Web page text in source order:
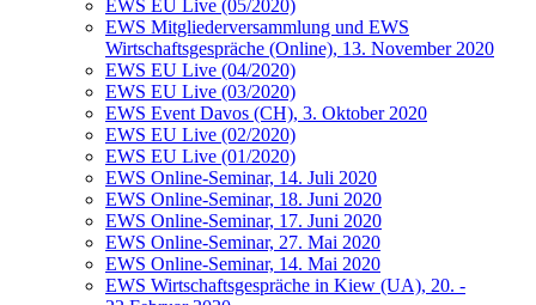
EWS EU Live (05/2020)
EWS Mitgliederversammlung und EWS
Wirtschaftsgespräche (Online), 13. November 2020
EWS EU Live (04/2020)
EWS EU Live (03/2020)
EWS Event Davos (CH), 3. Oktober 2020
EWS EU Live (02/2020)
EWS EU Live (01/2020)
EWS Online-Seminar, 14. Juli 2020
EWS Online-Seminar, 18. Juni 2020
EWS Online-Seminar, 17. Juni 2020
EWS Online-Seminar, 27. Mai 2020
EWS Online-Seminar, 14. Mai 2020
EWS Wirtschaftsgespräche in Kiew (UA), 20. -